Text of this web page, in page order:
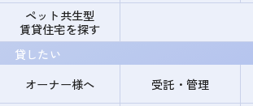
ペット共生型
賃貸住宅を探す
貸したい
オーナー様へ
受託・管理